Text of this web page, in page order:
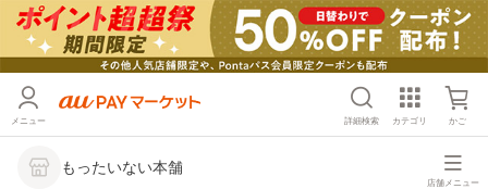
メニュー 詳細検索 カテゴリ かご
もったいない本舗
店舗メニュー